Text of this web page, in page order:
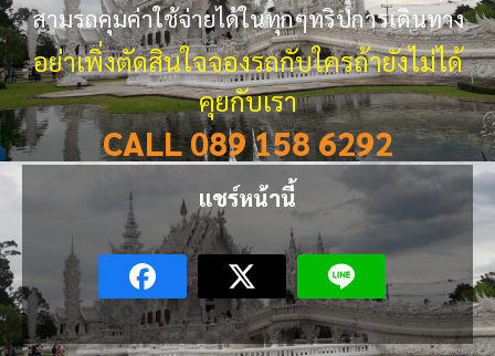
สามรถคุมค่าใช้จ่ายได้ในทุกๆทริปการเดินทาง
อย่าเพิ่งตัดสินใจจองรถกับใครถ้ายังไม่ได้
คุยกับเรา
CALL 089 158 6292
แชร์หน้านี้